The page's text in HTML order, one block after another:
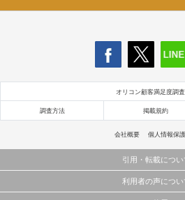
オリコン顧客満足度調
調査方法 掲載規約
会社概要 個人情報保
引用・転載につい
当サイトで公開されている情報（文字、写真、イラス
利用者の声につい